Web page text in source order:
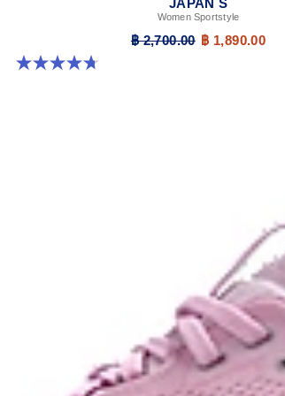
JAPAN S
Women Sportstyle
฿ 2,700.00 ฿ 1,890.00
4.7 จาก 5 ดาว 332 รีวิว